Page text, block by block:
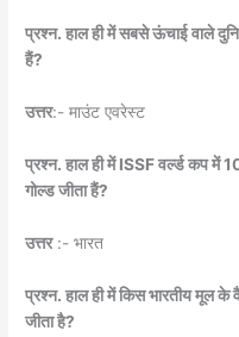
प्रश्न. हाल ही में सबसे ऊंचाई वाले
हैं?
उत्तर:- माउंट एवरेस्ट
प्रश्न. हाल ही में ISSF वर्ल्ड कप में
गोल्ड जीता हैं?
उत्तर:- भारत
प्रश्न. हाल ही में किस भारतीय मूल के
जीता है?